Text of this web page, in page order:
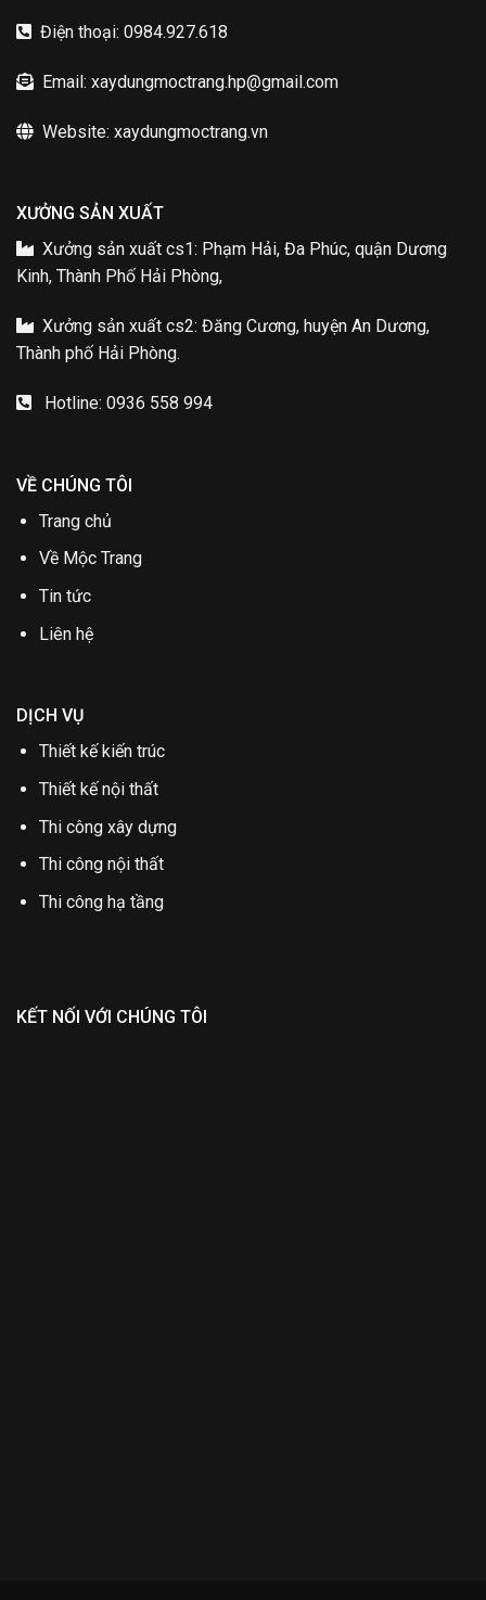
Điện thoại: 0984.927.618
Email: xaydungmoctrang.hp@gmail.com
Website: xaydungmoctrang.vn
XƯỞNG SẢN XUẤT
Xưởng sản xuất cs1: Phạm Hải, Đa Phúc, quận Dương
Kinh, Thành Phố Hải Phòng,
Xưởng sản xuất cs2: Đăng Cương, huyện An Dương,
Thành phố Hải Phòng.
Hotline: 0936 558 994
VỀ CHÚNG TÔI
Trang chủ
Về Mộc Trang
Tin tức
Liên hệ
DỊCH VỤ
Thiết kế kiến trúc
Thiết kế nội thất
Thi công xây dựng
Thi công nội thất
Thi công hạ tầng
KẾT NỐI VỚI CHÚNG TÔI